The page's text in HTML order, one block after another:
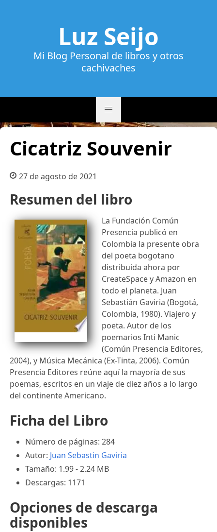
Luz Seijo
Mi Blog Personal de libros y otros
cachivaches
Cicatriz Souvenir
27 de agosto de 2021
Resumen del libro
La Fundación Común
Presencia publicó en
Colombia la presente obra
del poeta bogotano
distribuida ahora por
CreateSpace y Amazon en
todo el planeta. Juan
Sebastián Gaviria (Bogotá,
Colombia, 1980). Viajero y
poeta. Autor de los
poemarios Inti Manic
(Común Presencia Editores,
2004), y Música Mecánica (Ex-Tinta, 2006). Común
Presencia Editores reúne aquí la mayoría de sus
poemas, escritos en un viaje de diez años a lo largo
del continente Americano.
Ficha del Libro
Número de páginas: 284
Autor: Juan Sebastin Gaviria
Tamaño: 1.99 - 2.24 MB
Descargas: 1171
Opciones de descarga
disponibles